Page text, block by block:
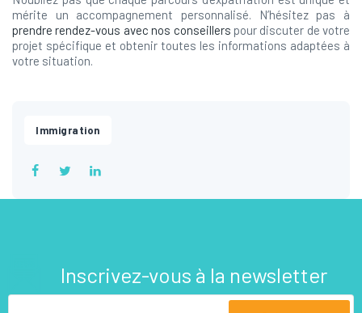
mérite un accompagnement personnalisé. N’hésitez pas à
prendre rendez-vous avec nos conseillers pour discuter de votre
projet spécifique et obtenir toutes les informations adaptées à
votre situation.
Immigration
Inscrivez-vous à la newsletter